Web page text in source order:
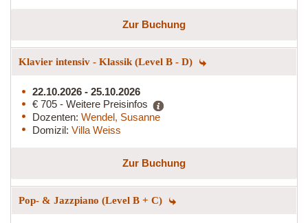
Zur Buchung
Klavier intensiv - Klassik (Level B - D)
22.10.2026 - 25.10.2026
€ 705 - Weitere Preisinfos
Dozenten: Wendel, Susanne
Domizil: Villa Weiss
Zur Buchung
Pop- & Jazzpiano (Level B + C)